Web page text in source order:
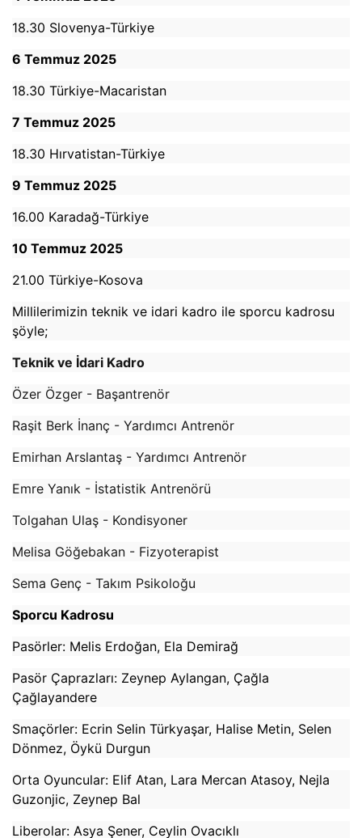
18.30 Slovenya-Türkiye
6 Temmuz 2025
18.30 Türkiye-Macaristan
7 Temmuz 2025
18.30 Hırvatistan-Türkiye
9 Temmuz 2025
16.00 Karadağ-Türkiye
10 Temmuz 2025
21.00 Türkiye-Kosova
Millilerimizin teknik ve idari kadro ile sporcu kadrosu
şöyle;
Teknik ve İdari Kadro
Özer Özger - Başantrenör
Raşit Berk İnanç - Yardımcı Antrenör
Emirhan Arslantaş - Yardımcı Antrenör
Emre Yanık - İstatistik Antrenörü
Tolgahan Ulaş - Kondisyoner
Melisa Göğebakan - Fizyoterapist
Sema Genç - Takım Psikoloğu
Sporcu Kadrosu
Pasörler: Melis Erdoğan, Ela Demirağ
Pasör Çaprazları: Zeynep Aylangan, Çağla
Çağlayandere
Smaçörler: Ecrin Selin Türkyaşar, Halise Metin, Selen
Dönmez, Öykü Durgun
Orta Oyuncular: Elif Atan, Lara Mercan Atasoy, Nejla
Guzonjic, Zeynep Bal
Liberolar: Asya Şener, Ceylin Ovacıklı